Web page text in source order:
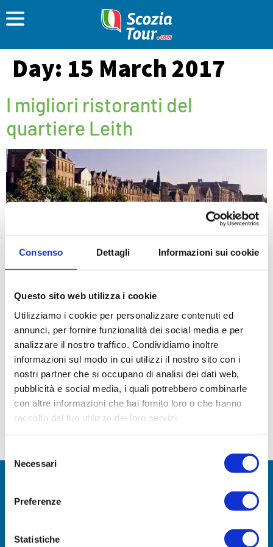
Consenso Dettagli Informazioni sui cookie
Questo sito web utilizza i cookie
Utilizziamo i cookie per personalizzare contenuti ed
annunci, per fornire funzionalità dei social media e per
analizzare il nostro traffico. Condividiamo inoltre
informazioni sul modo in cui utilizzi il nostro sito con i
nostri partner che si occupano di analisi dei dati web,
pubblicità e social media, i quali potrebbero combinarle
con altre informazioni che hai fornito loro o che hanno
raccolto dal tuo utilizzo dei loro servizi.
delNecessari
Preferenze
Statistiche
Day: 15 March 2017
I migliori ristoranti del
quartiere Leith
Dove mangiare a Leith, il porto di Edimburgo Tra tutti
i quartieri di Edimburgo, Leith è sicuramente quello
che offre la più ampia scelta di ristoranti e localini
dove mangiare e rifocillarsi dopo una giornata
passata ad esplorare la città di Edimburgo. Situato a
Entra a far parte della nostra comunità di avventurieri